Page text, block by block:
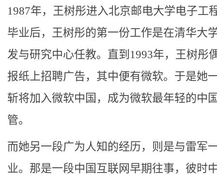
1987年，王树彤进入北京邮电大学电子工
毕业后，王树彤的第一份工作是在清华大
发与研究中心任教。直到1993年，王树彤
报纸上招聘广告，其中便有微软。于是她
斩将加入微软中国，成为微软最年轻的中
管。
而她另一段广为人知的经历，则是与雷军
业。那是一段中国互联网早期往事，彼时